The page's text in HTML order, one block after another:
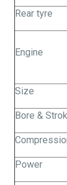
Rear tyre
Engine
Size
Bore &
Power